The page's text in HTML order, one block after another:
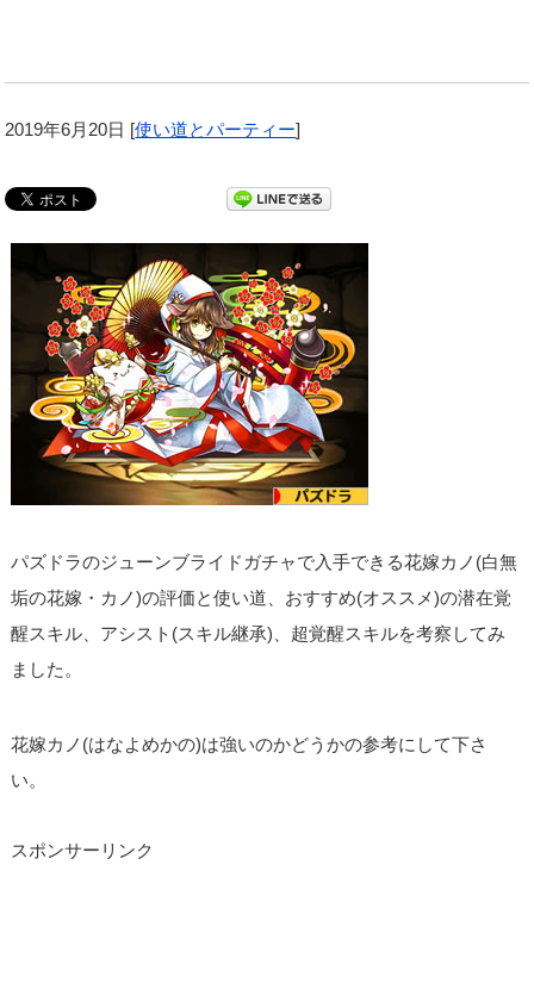
2019年6月20日 [使い道とパーティー]
パズドラのジューンブライドガチャで入手できる花嫁カノ(白無
垢の花嫁・カノ)の評価と使い道、おすすめ(オススメ)の潜在覚
醒スキル、アシスト(スキル継承)、超覚醒スキルを考察してみ
ました。
花嫁カノ(はなよめかの)は強いのかどうかの参考にして下さ
い。
スポンサーリンク